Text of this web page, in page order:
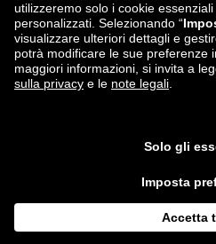
zalando-lounge.lv
Seguici su
prezzo di vendita consigliato